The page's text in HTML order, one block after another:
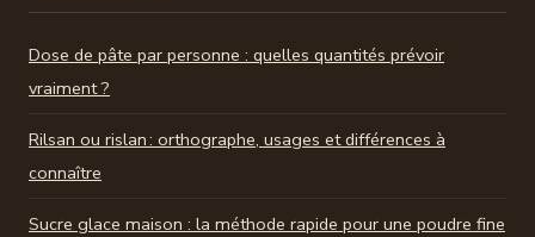
Dose de pâte par personne : quelles quantités prévoir
vraiment ?
Rilsan ou rislan : orthographe, usages et différences à
connaître
Sucre glace maison : la méthode rapide pour une poudre fine